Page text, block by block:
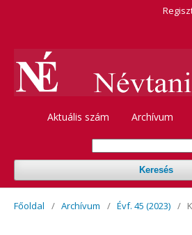
Aktuális szám Archívum
Keresés
Főoldal / Archívum / Évf. 45 (2023) /